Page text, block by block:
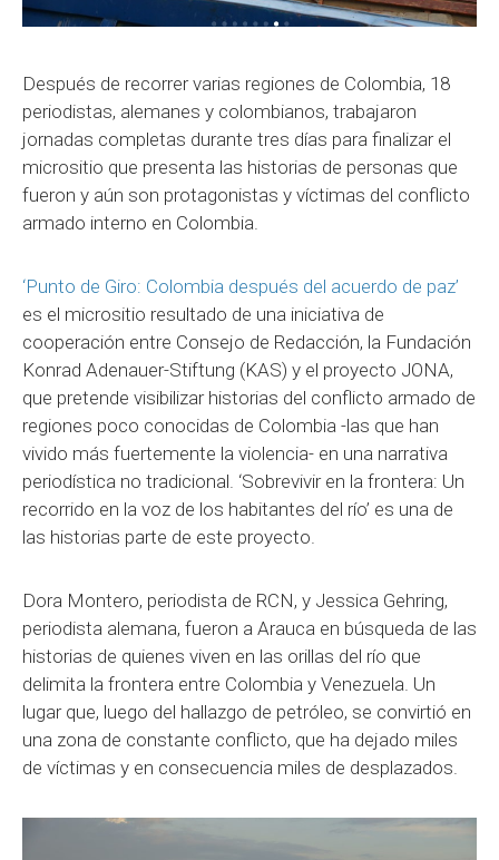
Después de recorrer varias regiones de Colombia, 18
periodistas, alemanes y colombianos, trabajaron
jornadas completas durante tres días para finalizar el
micrositio que presenta las historias de personas que
fueron y aún son protagonistas y víctimas del conflicto
armado interno en Colombia.
‘Punto de Giro: Colombia después del acuerdo de paz’
es el micrositio resultado de una iniciativa de
cooperación entre Consejo de Redacción, la Fundación
Konrad Adenauer-Stiftung (KAS) y el proyecto JONA,
que pretende visibilizar historias del conflicto armado de
regiones poco conocidas de Colombia -las que han
vivido más fuertemente la violencia- en una narrativa
periodística no tradicional. ‘Sobrevivir en la frontera: Un
recorrido en la voz de los habitantes del río’ es una de
las historias parte de este proyecto.
Dora Montero, periodista de RCN, y Jessica Gehring,
periodista alemana, fueron a Arauca en búsqueda de las
historias de quienes viven en las orillas del río que
delimita la frontera entre Colombia y Venezuela. Un
lugar que, luego del hallazgo de petróleo, se convirtió en
una zona de constante conflicto, que ha dejado miles
de víctimas y en consecuencia miles de desplazados.